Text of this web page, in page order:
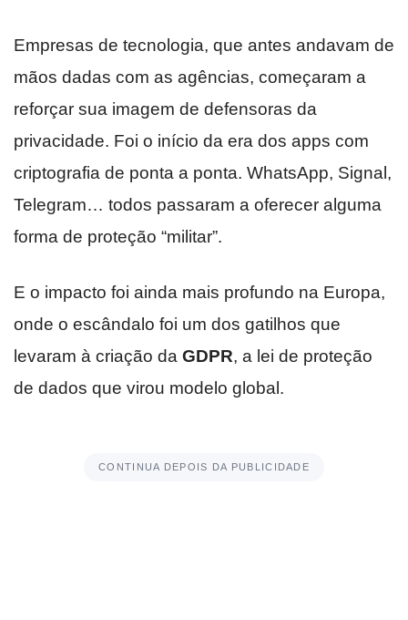
Empresas de tecnologia, que antes andavam de
mãos dadas com as agências, começaram a
reforçar sua imagem de defensoras da
privacidade. Foi o início da era dos apps com
criptografia de ponta a ponta. WhatsApp, Signal,
Telegram… todos passaram a oferecer alguma
forma de proteção “militar”.
E o impacto foi ainda mais profundo na Europa,
onde o escândalo foi um dos gatilhos que
levaram à criação da GDPR, a lei de proteção
de dados que virou modelo global.
CONTINUA DEPOIS DA PUBLICIDADE